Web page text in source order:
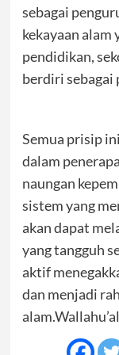
sebagai
kekayaan alam
pendidikan,
berdiri sebagai
Semua prisip
dalam
naungan
sistem yang
akan dapat
yang tangguh
aktif
dan menjadi